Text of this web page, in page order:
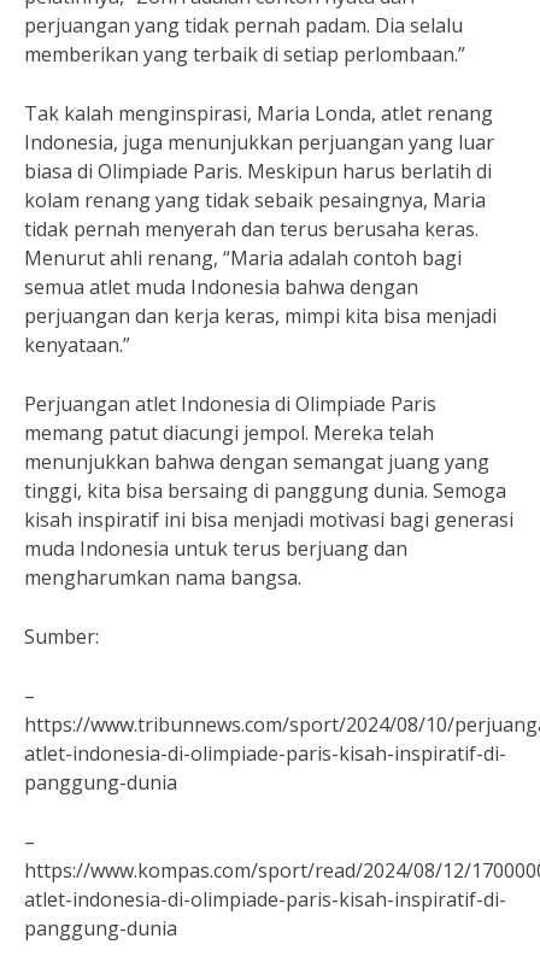
perjuangan yang tidak pernah padam. Dia selalu
memberikan yang terbaik di setiap perlombaan.”
Tak kalah menginspirasi, Maria Londa, atlet renang
Indonesia, juga menunjukkan perjuangan yang luar
biasa di Olimpiade Paris. Meskipun harus berlatih di
kolam renang yang tidak sebaik pesaingnya, Maria
tidak pernah menyerah dan terus berusaha keras.
Menurut ahli renang, “Maria adalah contoh bagi
semua atlet muda Indonesia bahwa dengan
perjuangan dan kerja keras, mimpi kita bisa menjadi
kenyataan.”
Perjuangan atlet Indonesia di Olimpiade Paris
memang patut diacungi jempol. Mereka telah
menunjukkan bahwa dengan semangat juang yang
tinggi, kita bisa bersaing di panggung dunia. Semoga
kisah inspiratif ini bisa menjadi motivasi bagi generasi
muda Indonesia untuk terus berjuang dan
mengharumkan nama bangsa.
Sumber:
–
https://www.tribunnews.com/sport/2024/08/10/
atlet-indonesia-di-olimpiade-paris-kisah-inspiratif-di-
panggung-dunia
–
https://www.kompas.com/sport/read/2024/08/12/
atlet-indonesia-di-olimpiade-paris-kisah-inspiratif-di-
panggung-dunia